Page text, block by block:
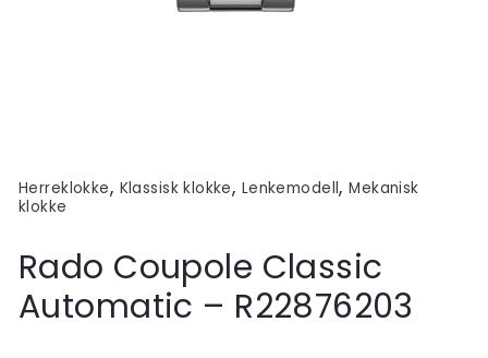
Herreklokke, Klassisk klokke, Lenkemodell,Mekanisk
klokke
Rado Coupole Classic
Automatic – R22876203